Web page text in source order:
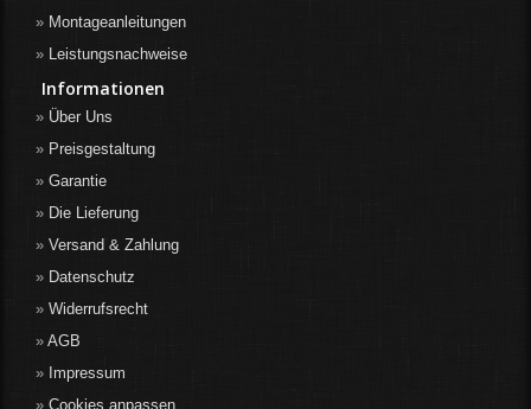
Montageanleitungen
Leistungsnachweise
Informationen
Über Uns
Preisgestaltung
Garantie
Die Lieferung
Versand & Zahlung
Datenschutz
Widerrufsrecht
AGB
Impressum
Cookies anpassen